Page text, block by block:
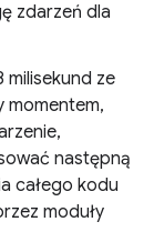
zdarzeń dla
milisekund ze
momentem,
następną
całego kodu
moduły